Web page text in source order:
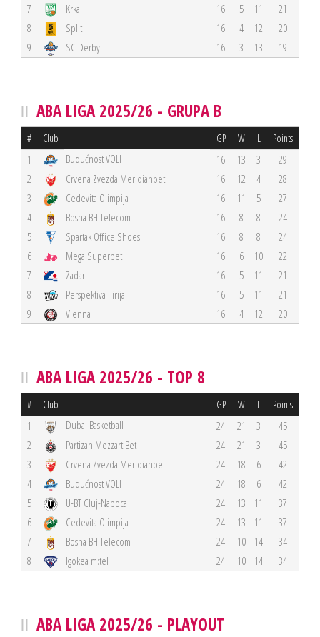
7
Krka 16 5 11
21
8
Split 16 4 12
20
9
SC Derby 16 3 13 19
ABA LIGA 2025/26 - GRUPA B
# Club GP W L Points
1 Budućnost VOLI 16 13 3
29
2
Crvena Zvezda Meridianbet 16 12 4
28
3
Cedevita Olimpija 16 11 5
27
4
Bosna BH Telecom 16 8 8
24
5
Spartak Office Shoes 16 8 8
24
6
Mega Superbet 16 6 10
22
7
Zadar 16 5 11
21
8
Perspektiva Ilirija 16 5 11
21
9
Vienna 16 4 12 20
ABA LIGA 2025/26 - TOP 8
# Club GP W L Points
1 Dubai Basketball 24 21 3
45
2
Partizan Mozzart Bet 24 21 3
45
3
Crvena Zvezda Meridianbet 24 18 6
42
4
Budućnost VOLI 24 18 6
42
5
U-BT Cluj-Napoca 24 13 11
37
6
Cedevita Olimpija 24 13 11
37
7
Bosna BH Telecom 24 10 14
34
8
Igokea m:tel 24 10 14 34
ABA LIGA 2025/26 - PLAYOUT